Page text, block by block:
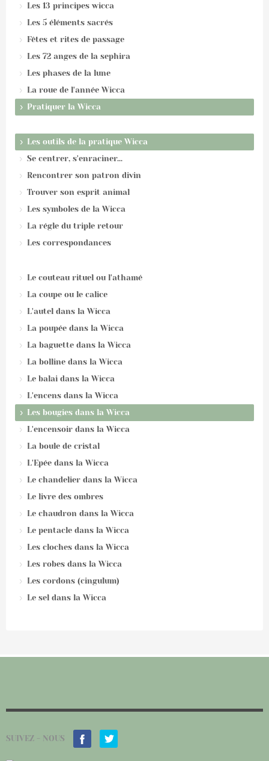
Les 13 principes wicca
Les 5 éléments sacrés
Fêtes et rites de passage
Les 72 anges de la sephira
Les phases de la lune
La roue de l'année Wicca
Pratiquer la Wicca
Les outils de la pratique Wicca
Se centrer, s'enraciner...
Rencontrer son patron divin
Trouver son esprit animal
Les symboles de la Wicca
La régle du triple retour
Les correspondances
Le couteau rituel ou l'athamé
La coupe ou le calice
L'autel dans la Wicca
La poupée dans la Wicca
La baguette dans la Wicca
La bolline dans la Wicca
Le balai dans la Wicca
L'encens dans la Wicca
Les bougies dans la Wicca
L'encensoir dans la Wicca
La boule de cristal
L'Epée dans la Wicca
Le chandelier dans la Wicca
Le livre des ombres
Le chaudron dans la Wicca
Le pentacle dans la Wicca
Les cloches dans la Wicca
Les robes dans la Wicca
Les cordons (cingulum)
Le sel dans la Wicca
SUIVEZ - NOUS